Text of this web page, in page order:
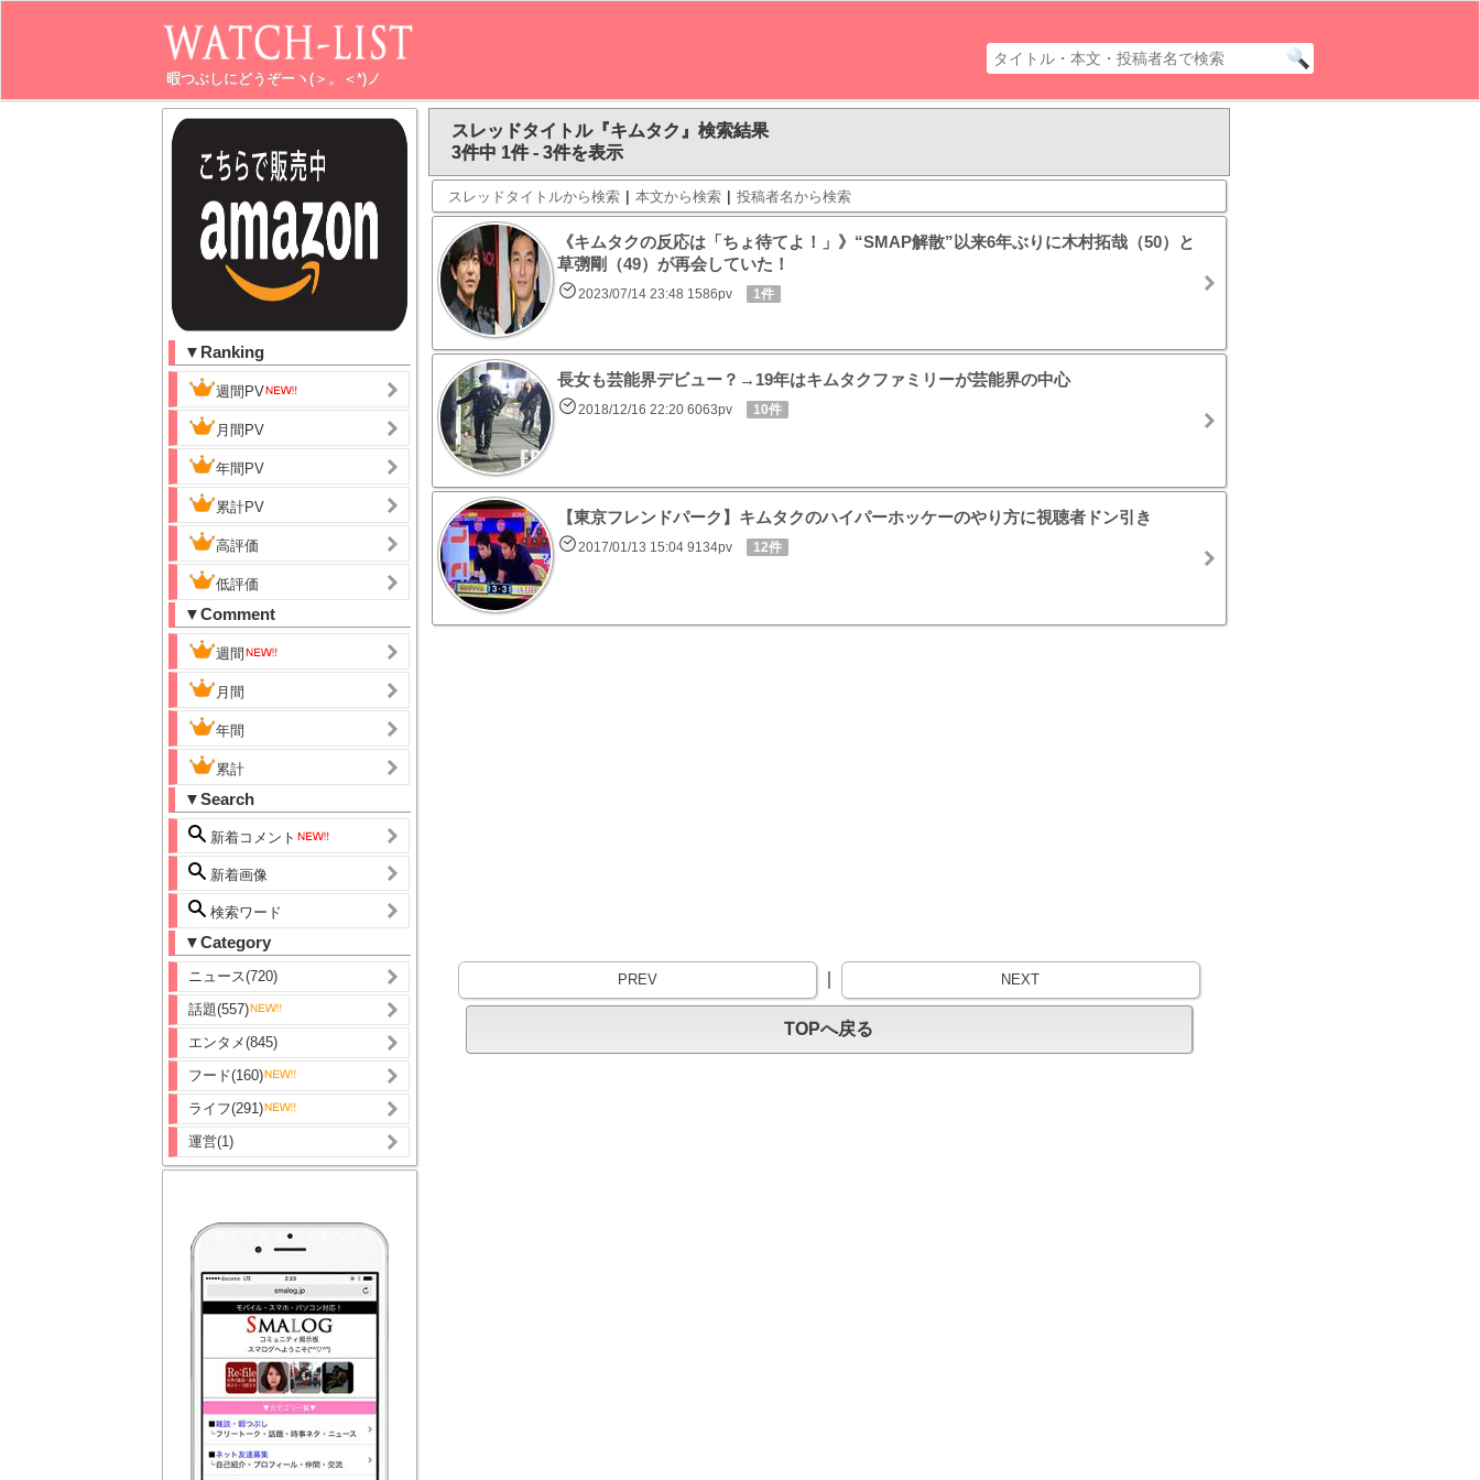
暇つぶしにどうぞーヽ(＞。＜*)ノ
▼Ranking
週間PV
月間PV
年間PV
累計PV
高評価
低評価
▼Comment
週間
月間
年間
累計
▼Search
新着コメント
新着画像
検索ワード
▼Category
ニュース(720)
話題(557)
エンタメ(845)
フード(160)
ライフ(291)
運営(1)
スレッドタイトル『キムタク』検索結果
3件中 1件 - 3件を表示
スレッドタイトルから検索 | 本文から検索 | 投稿者名から検索
《キムタクの反応は「ちょ待てよ！」》“SMAP解散”以来6年ぶりに木村拓哉（50）と
草彅剛（49）が再会していた！
2023/07/14 23:48 1586pv 1件
長女も芸能界デビュー？→19年はキムタクファミリーが芸能界の中心
2018/12/16 22:20 6063pv 10件
【東京フレンドパーク】キムタクのハイパーホッケーのやり方に視聴者ドン引き
2017/01/13 15:04 9134pv 12件
PREV NEXT
TOPへ戻る